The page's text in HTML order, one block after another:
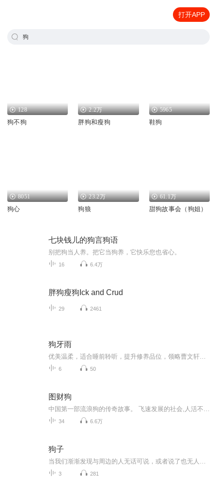
打开APP
狗
128
狗不狗
2.2万
胖狗和瘦狗
5965
鞋狗
8051
狗心
23.2万
狗狼
61.1万
甜狗故事会（狗姐）
七块钱儿的狗言狗语
别把狗当人养。把它当狗养，它快乐您也省心。
16 6.4万
胖狗瘦狗Ick and Crud
29 2461
狗牙雨
6 50
图财狗
34 6.6万
狗子
3 281